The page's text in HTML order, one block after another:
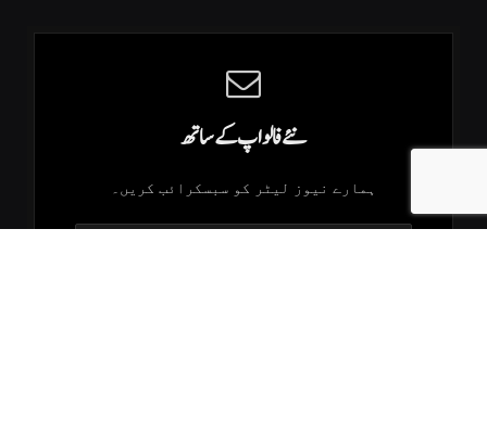
نئے فالو اپ کے ساتھ
ہمارے نیوز لیٹر کو سبسکرائب کریں۔